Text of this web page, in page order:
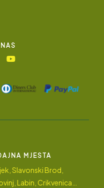
MJESTA
Slavonski Brod,
Labin, Crikvenica…